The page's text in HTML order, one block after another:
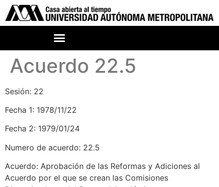
Acuerdo 22.5
Sesión: 22
Fecha 1: 1978/11/22
Fecha 2: 1979/01/24
Numero de acuerdo: 22.5
Acuerdo: Aprobación de las Reformas y Adiciones al
Acuerdo por el que se crean las Comisiones